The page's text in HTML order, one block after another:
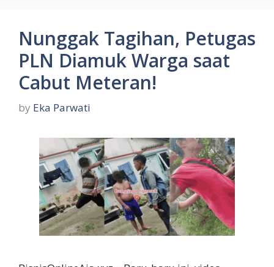
Nunggak Tagihan, Petugas
PLN Diamuk Warga saat
Cabut Meteran!
by Eka Parwati